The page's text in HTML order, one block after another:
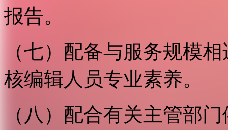
报告。
（七）配备与服务规模
核编辑人员专业素养。
（八）配合有关主管部